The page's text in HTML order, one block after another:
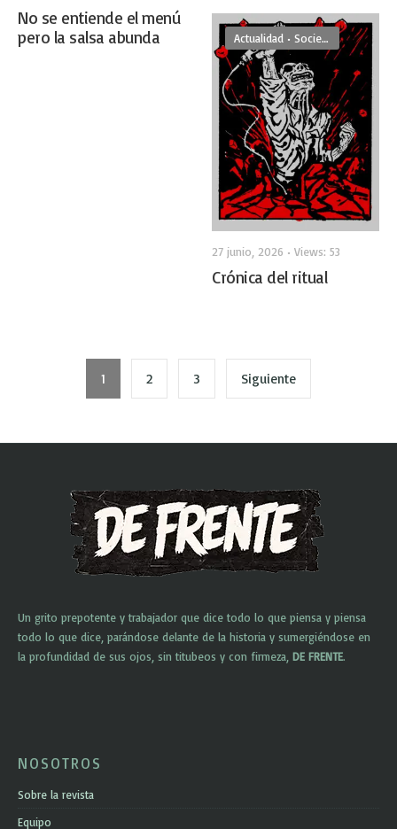
No se entiende el menú
pero la salsa abunda
Actualidad • Sociedad
27 junio, 2026 • Views: 53
Crónica del ritual
1 2 3 Siguiente
Un grito prepotente y trabajador que dice todo lo que piensa y piensa
todo lo que dice, parándose delante de la historia y sumergiéndose en
la profundidad de sus ojos, sin titubeos y con firmeza, DE FRENTE.
NOSOTROS
Sobre la revista
Equipo